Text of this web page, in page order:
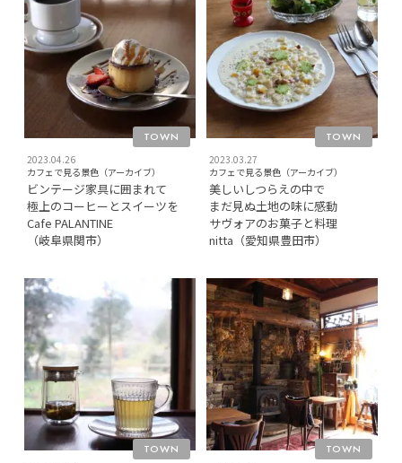
2023.04.26
TOWN
カフェで見る景色（アーカイブ）
ビンテージ家具に囲まれて
極上のコーヒーとスイーツを
Cafe PALANTINE
（岐阜県関市）
2023.03.27
TOWN
カフェで見る景色（アーカイブ）
美しいしつらえの中で
まだ見ぬ土地の味に感動
サヴォアのお菓子と料理
nitta（愛知県豊田市）
TOWN TOWN